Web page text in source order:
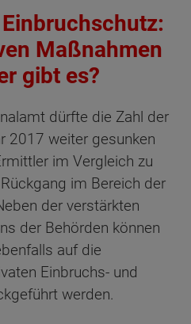
Maßnahmen
gibt es?
dürfte die Zahl der
2017 weiter gesunken
im Vergleich zu
im Bereich der
der verstärkten
der Behörden können
auf die
Einbruchs- und
werden.